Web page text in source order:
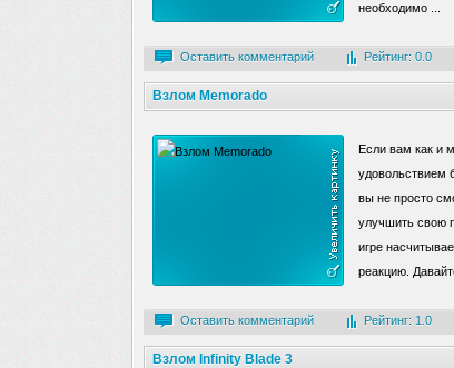
необходимо ...
Оставить комментарий Рейтинг: 0.0
Взлом Memorado
Если вам как и
удовольствием
вы не просто
улучшить свою
игре
реакцию.
Оставить комментарий Рейтинг: 1.0
Взлом Infinity Blade 3